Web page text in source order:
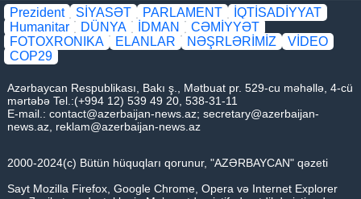
Prezident SİYASƏT PARLAMENT
İQTİSADİYYAT
Humanitar
DÜNYA İDMAN
CƏMİYYƏT
FOTOXRONIKA
ELANLAR NƏŞRLƏRİMİZ
VİDEO
COP29
Azərbaycan Respublikası, Bakı ş., Mətbuat pr. 529-cu məhəllə, 4-cü
mərtəbə Tel.:(+994 12) 539 49 20, 538-31-11
E-mail.: contact@azerbaijan-news.az; secretary@azerbaijan-
news.az reklam@azerbaijan-news.az
2000-2024(c) Bütün hüquqları qorunur, "AZƏRBAYCAN" qəzeti
Sayt Mozilla Firefox, Google Chrome, Opera və Internet Explorer